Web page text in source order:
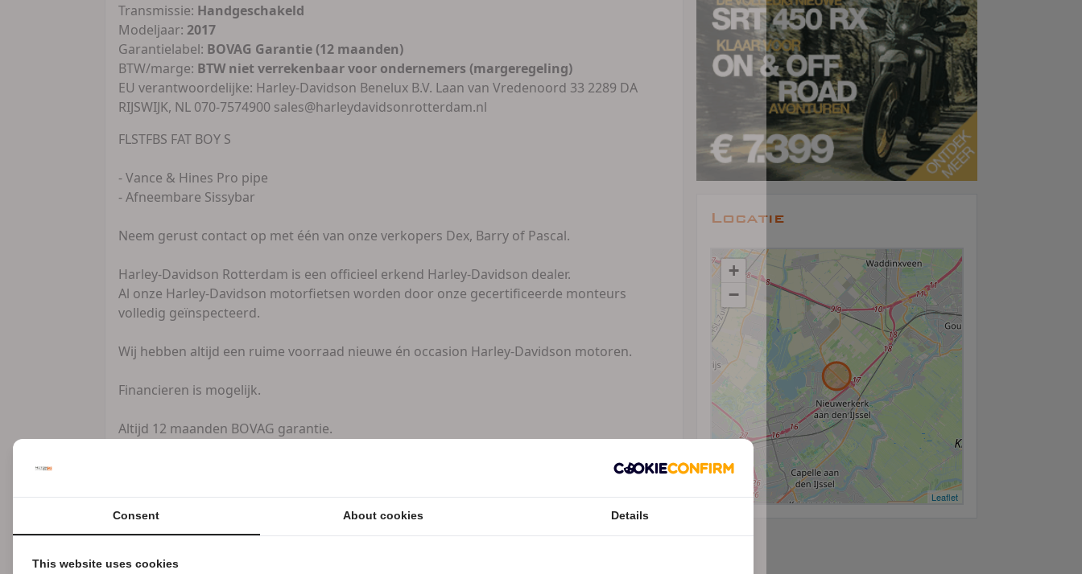
Transmissie: Handgeschakeld
Modeljaar: 2017
Garantielabel: BOVAG Garantie (12 maanden)
BTW/marge: BTW niet verrekenbaar voor ondernemers (margeregeling)
EU verantwoordelijke: Harley-Davidson Benelux B.V. Laan van Vredenoord 33 2289 DA
RIJSWIJK, NL 070-7574900 sales@harleydavidsonrotterdam.nl
FLSTFBS FAT BOY S
- Vance & Hines Pro pipe
- Afneembare Sissybar
Neem gerust contact op met één van onze verkopers Dex, Barry of Pascal.
Harley-Davidson Rotterdam is een officieel erkend Harley-Davidson dealer.
Al onze Harley-Davidson motorfietsen worden door onze gecertificeerde monteurs
volledig geïnspecteerd.
Wij hebben altijd een ruime voorraad nieuwe én occasion Harley-Davidson motoren.
Financieren is mogelijk.
Altijd 12 maanden BOVAG garantie.
U kunt daarnaast ook kiezen voor de eerstvolgende servicebeurt volgens fabrieksopgave
Inruil van alle merken motoren is mogelijk.
Ook inruil van uw auto, boot of caravan is bespreekbaar!
Locatie
+
−
Leaflet
Consent About cookies Details
This website uses cookies